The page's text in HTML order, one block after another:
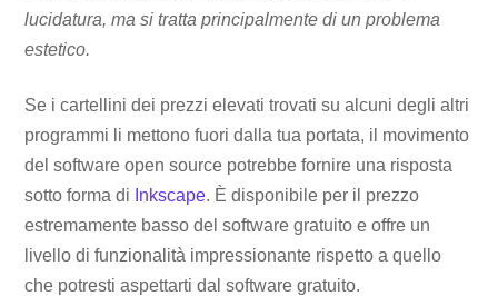
lucidatura, ma si tratta principalmente di un problema
estetico.
Se i cartellini dei prezzi elevati trovati su alcuni degli altri
programmi li mettono fuori dalla tua portata, il movimento
del software open source potrebbe fornire una risposta
sotto forma di Inkscape. È disponibile per il prezzo
estremamente basso del software gratuito e offre un
livello di funzionalità impressionante rispetto a quello
che potresti aspettarti dal software gratuito.